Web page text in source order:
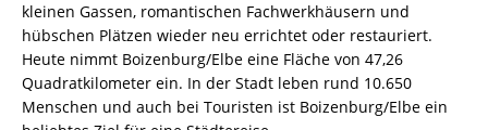
kleinen Gassen, romantischen Fachwerkhäusern und
hübschen Plätzen wieder neu errichtet oder restauriert.
Heute nimmt Boizenburg/Elbe eine Fläche von 47,26
Quadratkilometer ein. In der Stadt leben rund 10.650
Menschen und auch bei Touristen ist Boizenburg/Elbe ein